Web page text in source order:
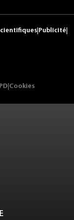
Publicité
Cookies